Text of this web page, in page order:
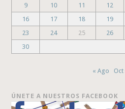
9
10 11 12
16
17 18 19
23
24 25 26
30
« Ago Oct
ÚNETE A NUESTROS FACEBOOK